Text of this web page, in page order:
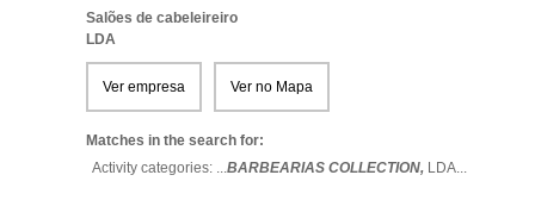
Salões de cabeleireiro
LDA
Ver empresa Ver no Mapa
Matches in the search for:
Activity categories: ...BARBEARIAS COLLECTION, LDA...